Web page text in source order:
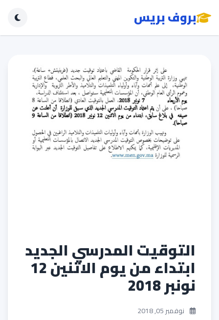
بروف بريس
التوقيت المدرسي الجديد
ابتداء من يوم الاثنين 12
نونبر 2018
نوفمبر 05, 2018